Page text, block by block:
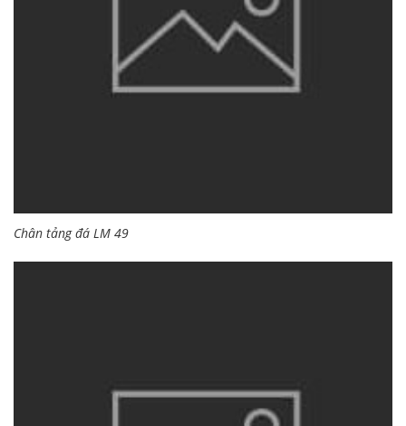
Chân tảng đá LM 49